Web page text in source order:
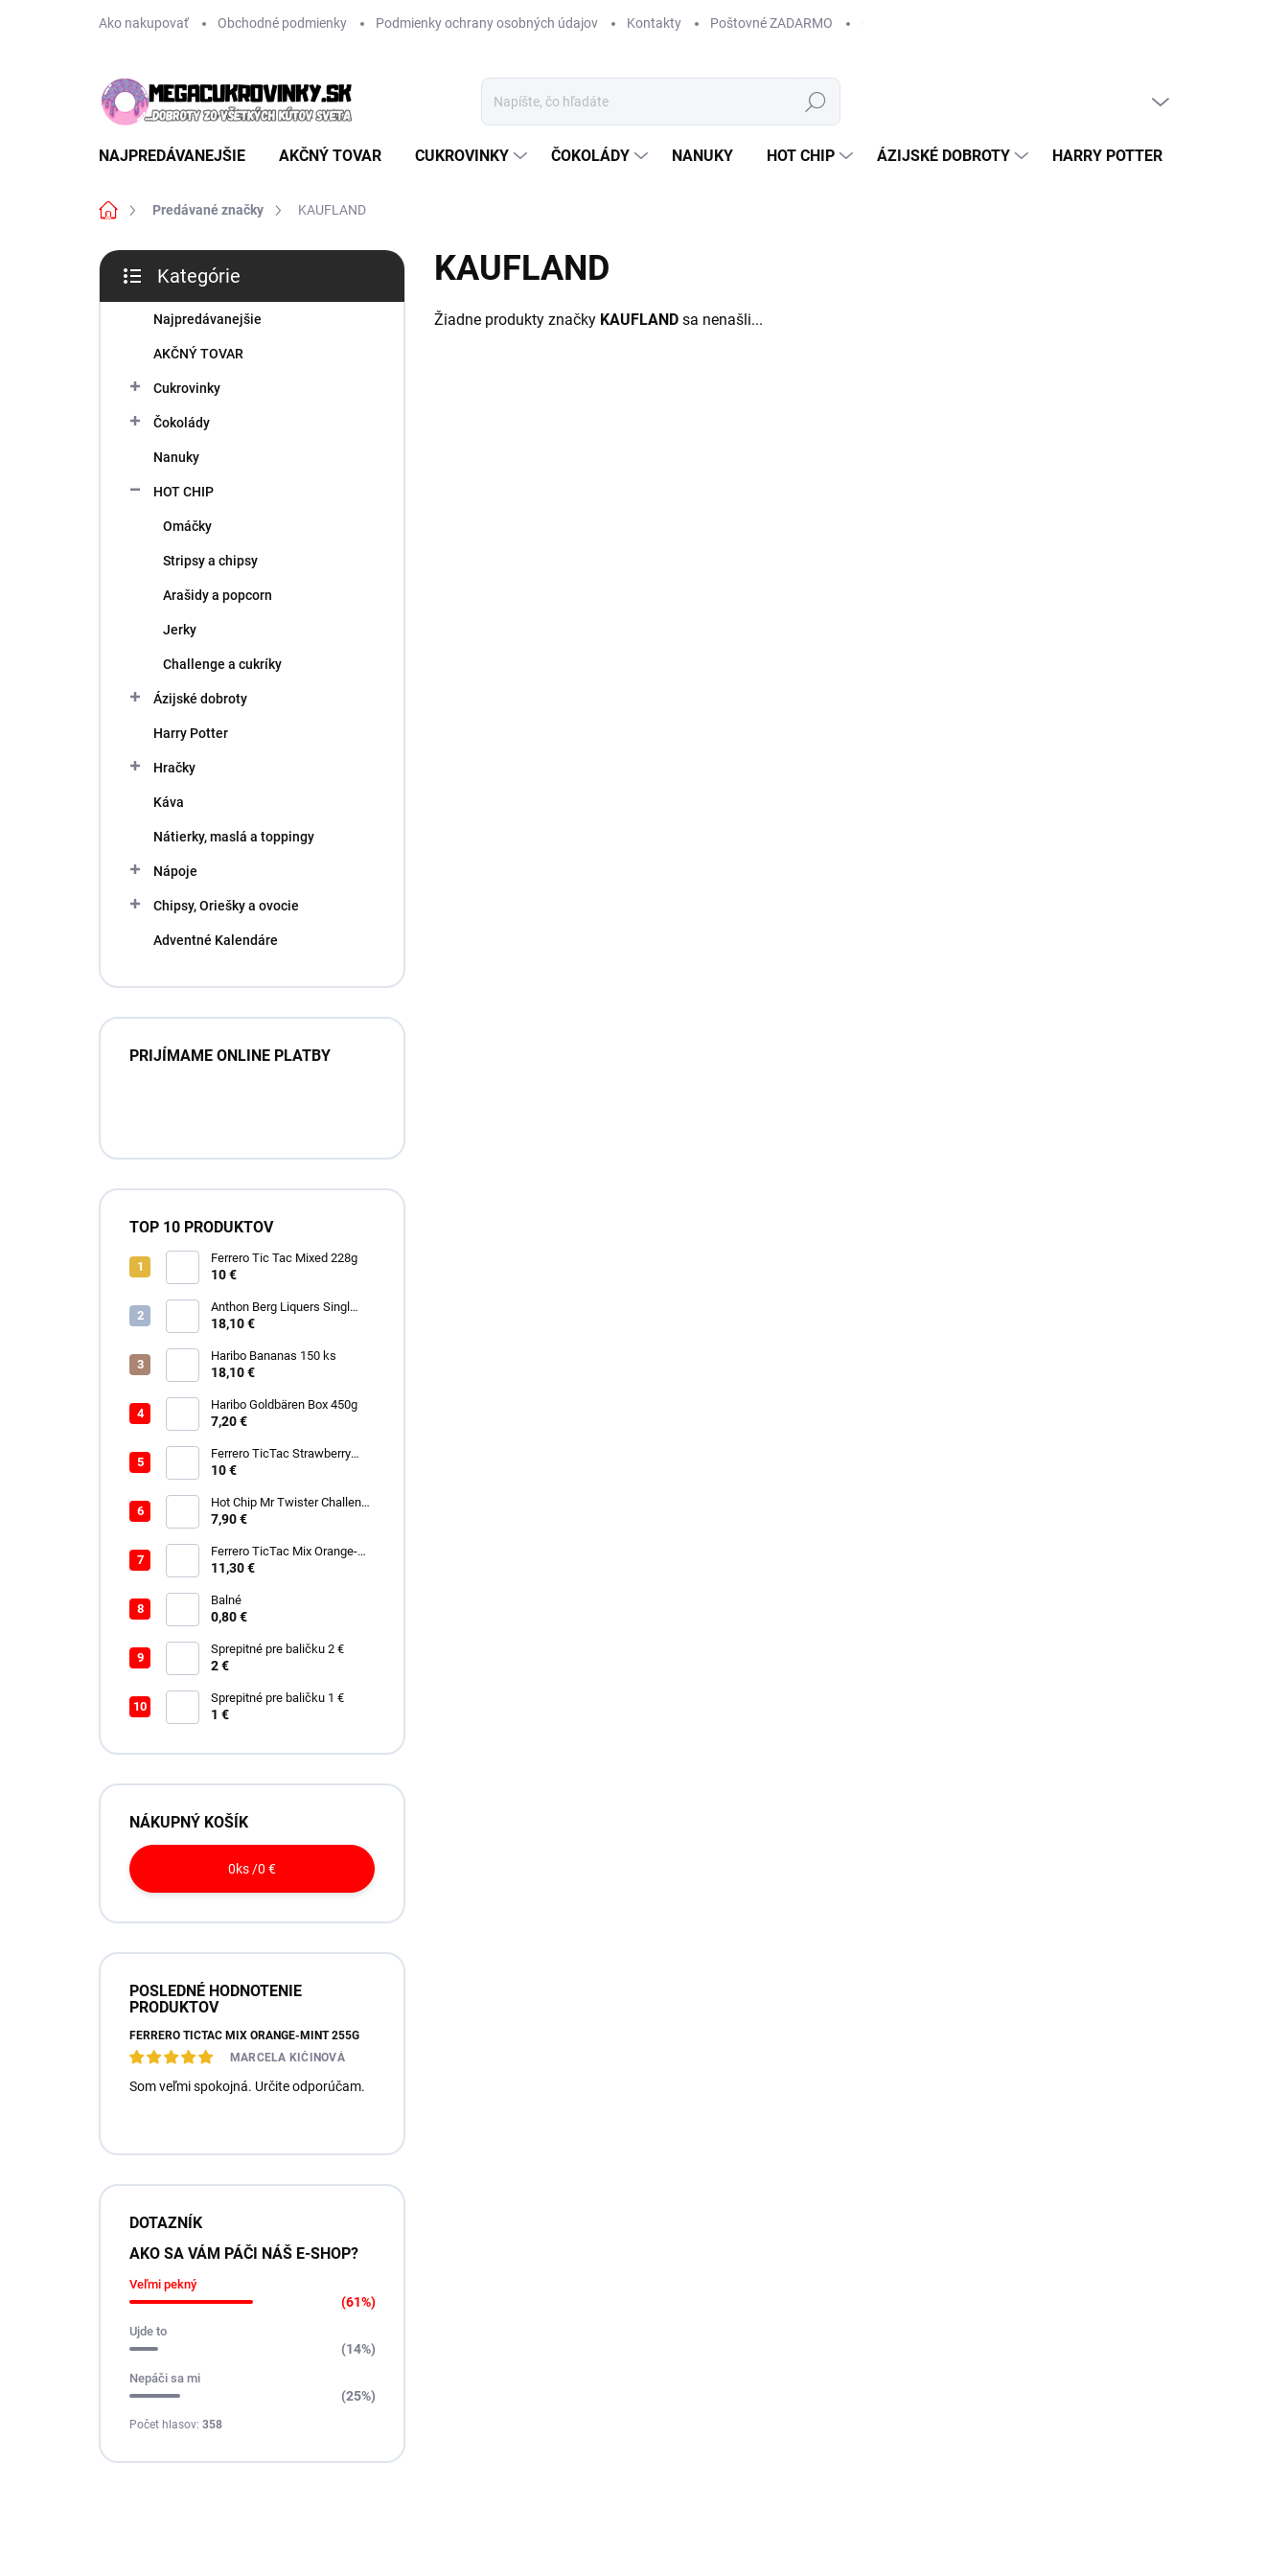
Ako nakupovať Obchodné podmienky Podmienky ochrany osobných údajov Kontakty Poštovné ZADARMO
Hľadať
NAJPREDÁVANEJŠIE AKČNÝ TOVAR CUKROVINKY ČOKOLÁDY NANUKY HOT CHIP ÁZIJSKÉ DOBROTY HARRY POTTER
DomovPredávané značky KAUFLAND
B
č
kategórie
Kategórie
Najpredávanejšie
AKČNÝ TOVAR
Cukrovinky
Čokolády
Nanuky
HOT CHIP
Omáčky
Stripsy a chipsy
Arašidy a popcorn
Jerky
Challenge a cukríky
Ázijské dobroty
Harry Potter
Hračky
Káva
Nátierky, maslá a toppingy
Nápoje
Chipsy, Oriešky a ovocie
Adventné Kalendáre
PRIJÍMAME ONLINE PLATBY
TOP 10 PRODUKTOV
Ferrero Tic Tac Mixed 228g
10 €
Anthon Berg Liquers Singl
Malt 230G
18,10 €
Haribo Bananas 150 ks
18,10 €
Haribo Goldbären Box 450g
7,20 €
Ferrero TicTac Strawberry
228g
10 €
Hot Chip Mr Twister Challenge
120g
7,90 €
Ferrero TicTac Mix Orange-
Mint 255g
11,30 €
Balné
0,80 €
Sprepitné pre baličku 2 €
2 €
Sprepitné pre baličku 1 €
1 €
NÁKUPNÝ KOŠÍK
0ks /0 €
POSLEDNÉ HODNOTENIE
PRODUKTOV
FERRERO TICTAC MIX ORANGE-MINT 255G
MARCELA KIČINOVÁ
Som veľmi spokojná. Určite odporúčam.
DOTAZNÍK
AKO SA VÁM PÁČI NÁŠ E-SHOP?
Veľmi pekný
(61%)
Ujde to
(14%)
Nepáči sa mi
(25%)
Počet hlasov: 358
KAUFLAND
Žiadne produkty značky KAUFLAND sa nenašli...